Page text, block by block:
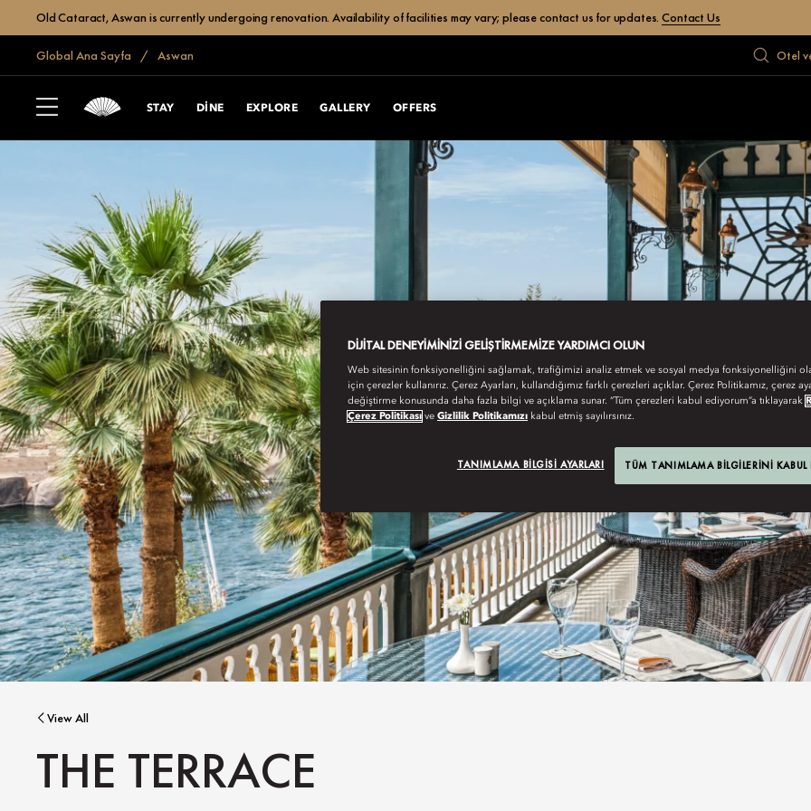
Old Cataract, Aswan is currently undergoing renovation. Availability of facilities may vary; please contact us for updates.Contact Us
Global Ana Sayfa Aswan Otel
STAY DINE EXPLORE GALLERY OFFERS
View All
THE TERRACE
DIJITAL DENEYIMINIZI GELIŞTIRMEMIZE YARDIMCI OLUN
Web sitesinin fonksiyonelliğini sağlamak, trafiğimizi analiz etmek ve sosyal medya fonksiyonelliğini
için çerezler kullanırız. Çerez Ayarları, kullandığımız farklı çerezleri açıklar. Çerez Politikamız, çerez
değiştirme konusunda daha fazla bilgi ve açıklama sunar. “Tüm çerezleri kabul ediyorum”a tıklayarak
Çerez Politikası ve Gizlilik Politikamızı kabul etmiş sayılırsınız.
TANIMLAMA BILGISI AYARLARI TÜM TANIMLAMA BILGILERINI KABUL